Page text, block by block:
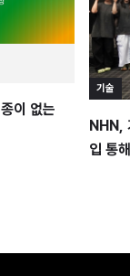
이 없는
기술
NHN,
입 통